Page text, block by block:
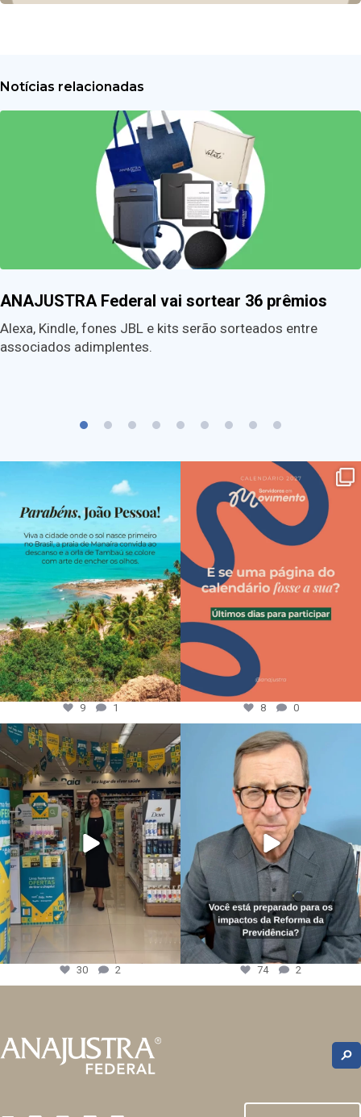
Notícias relacionadas
ANAJUSTRA Federal vai sortear 36 prêmios
Alexa, Kindle, fones JBL e kits serão sorteados entre
associados adimplentes.
9 1 8 0
30 2 74 2